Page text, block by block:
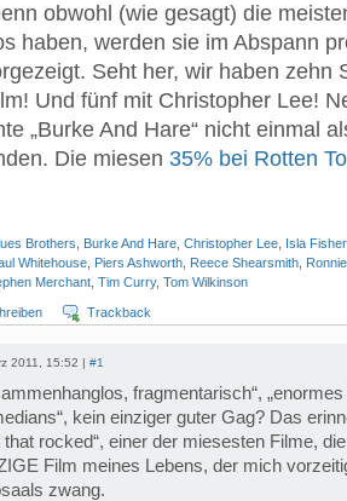
obwohl (wie gesagt) die
haben, werden sie im Abspann
Seht her, wir haben zehn
Und fünf mit Christopher Lee!
„Burke And Hare“ nicht einmal
Die miesen 35% bei Rotten
Brothers Burke And Hare Christopher Lee Isla Fisher
Whitehouse Piers Ashworth Reece Shearsmith
Merchant Tim Curry, Tom Wilkinson
Trackback
2011, 15:52 | #1
fragmentarisch“,
kein einziger guter Gag? Das
that rocked“, einer der miesesten Filme,
Film meines Lebens, der mich
zwang.